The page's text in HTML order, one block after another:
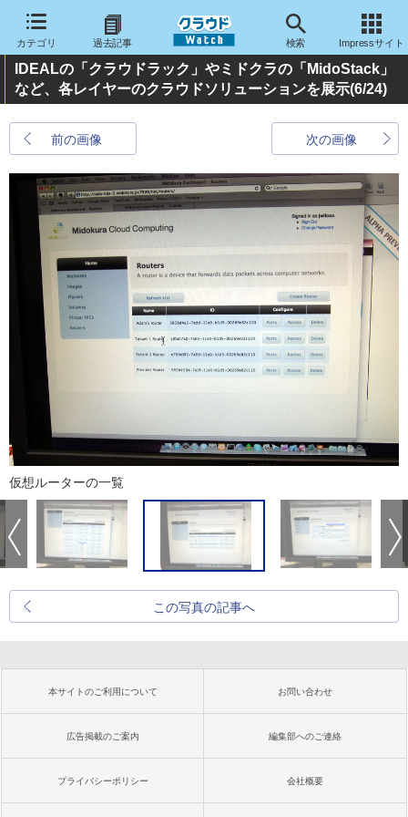
カテゴリ 過去記事 検索 Impressサイト
IDEALの「クラウドラック」やミドクラの「MidoStack」
など、各レイヤーのクラウドソリューションを展示(6/24)
前の画像 次の画像
仮想ルーターの一覧
この写真の記事へ
本サイトのご利用について お問い合わせ
広告掲載のご案内 編集部へのご連絡
プライバシーポリシー 会社概要